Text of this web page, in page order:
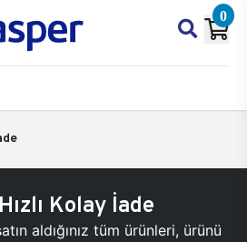
0
Kolay İade
aldığınız tüm ürünleri, ürünü